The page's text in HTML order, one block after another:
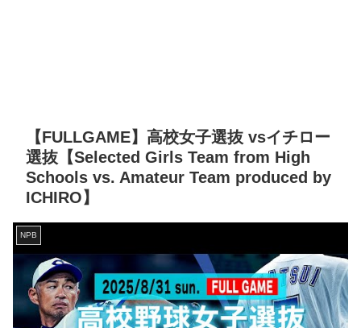
【FULLGAME】高校女子選抜 vsイチロー
選抜【Selected Girls Team from High
Schools vs. Amateur Team produced by
ICHIRO】
NPB